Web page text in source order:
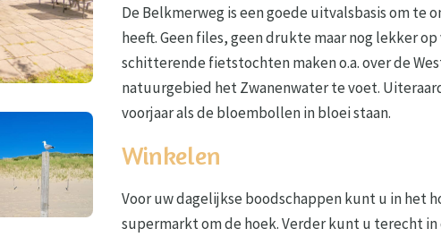
De Belkmerweg is een goede uitvalsbasis om
heeft. Geen files, geen drukte maar nog lekker
schitterende fietstochten maken o.a. over de
natuurgebied het Zwanenwater te voet.
voorjaar als de bloembollen in bloei staan.
Winkelen
Voor uw dagelijkse boodschappen kunt u in het
supermarkt om de hoek. Verder kunt u terecht